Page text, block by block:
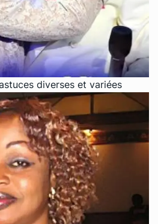
diverses et variées